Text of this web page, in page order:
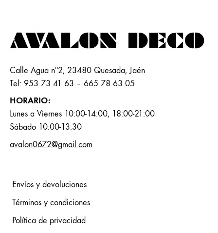
Calle Agua nº2, 23480 Quesada, Jaén
Tel: 953 73 41 63 – 665 78 63 05
HORARIO:
Lunes a Viernes 10:00-14:00, 18:00-21:00
Sábado 10:00-13:30
avalon0672@gmail.com
Envíos y devoluciones
Términos y condiciones
Política de privacidad